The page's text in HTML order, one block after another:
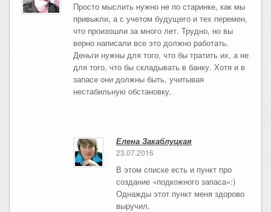
Просто мыслить нужно не по старинке, как мы
привыкли, а с учетом будущего и тех перемен,
что произошли за много лет. Трудно, но вы
верно написали все это должно работать.
Деньги нужны для того, что бы тратить их, а не
для того, что бы складывать в банку. Хотя и в
запасе они должны быть, учитывая
нестабильную обстановку.
Елена Закаблуцкая
23.07.2016
В этом списке есть и пункт про
создание «подкожного запаса»:)
Однажды этот пункт меня здорово
выручил.